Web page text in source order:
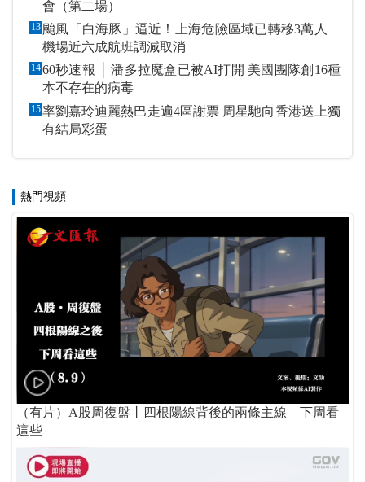
會（第二場）
13 颱風「白海豚」逼近！上海危險區域已轉移3萬人
機場近六成航班調減取消
1460秒速報 │ 潘多拉魔盒已被AI打開 美國團隊創16種
本不存在的病毒
15率劉嘉玲迪麗熱巴走遍4區謝票 周星馳向香港送上獨
有結局彩蛋
熱門視頻
（有片）A股周復盤丨四根陽線背後的兩條主線 下周看
這些